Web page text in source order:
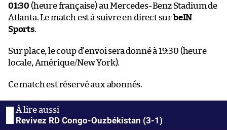
01:30 (heure française) au Mercedes-Benz Stadium de
Atlanta. Le match est à suivre en direct surbeIN
Sports.
Sur place, le coup d’envoi sera donné à 19:30 (heure
locale, Amérique/New York).
Ce match est réservé aux abonnés.
Revivez RD Congo-Ouzbékistan (3-1)